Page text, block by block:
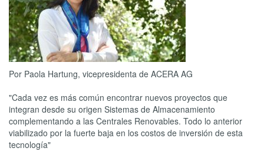
Por Paola Hartung, vicepresidenta de ACERA AG
"Cada vez es más común encontrar nuevos proyectos que
integran desde su origen Sistemas de Almacenamiento
complementando a las Centrales Renovables. Todo lo anterior
viabilizado por la fuerte baja en los costos de inversión de esta
tecnología"